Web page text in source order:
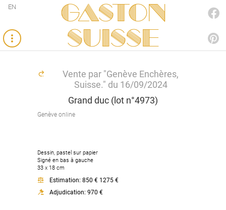
Gaston
SUISSE
EN
Vente par "Genève Enchères,
Suisse." du 16/09/2024
Grand duc (lot n°4973)
Genève online
Dessin, pastel sur papier
Signé en bas à gauche
33 x 18 cm
Estimation: 850 € 1275 €
Adjudication: 970 €